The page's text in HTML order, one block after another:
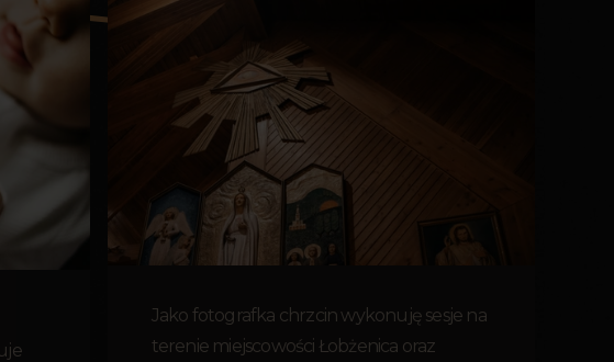
Jako fotografka chrzcin wykonuję sesje na
terenie miejscowości Łobżenica oraz